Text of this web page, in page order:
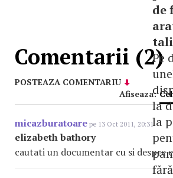
de
Pe
la
la
Comentarii (2)
POSTEAZA COMENTARIU
Afiseaza:
micazburatoare pe 13 Oct 2011, 20:31
elizabeth bathory
cautati un documentar cu si despre